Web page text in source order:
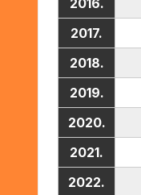
2017.
2018.
2019.
2020.
2021.
2022.